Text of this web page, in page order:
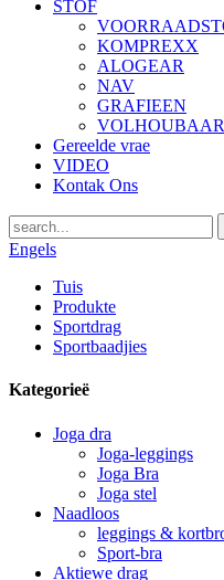
STOF
KOMPREXX
ALOGEAR
NAV
GRAFIEEN
Gereelde vrae
VIDEO
Kontak Ons
Engels
Tuis
Produkte
Sportdrag
Sportbaadjies
Kategorieë
Joga dra
Joga-leggings
Joga Bra
Joga stel
Naadloos
leggings &
Sport-bra
Aktiewe drag